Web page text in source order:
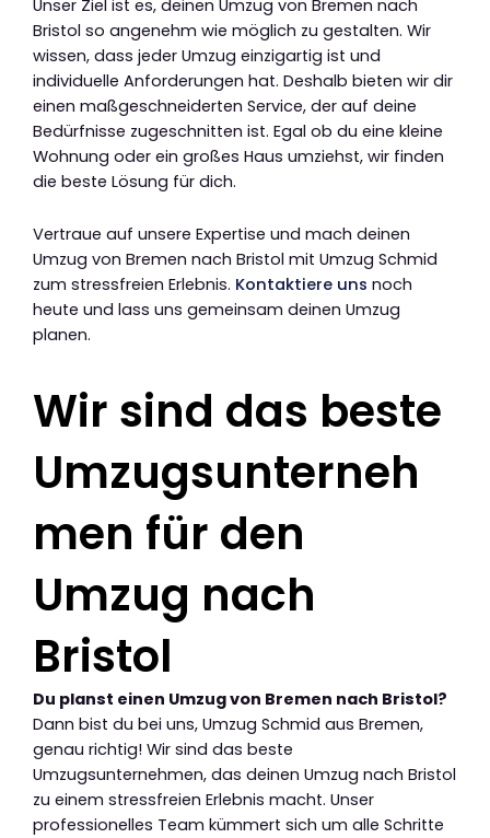
Unser Ziel ist es, deinen Umzug von Bremen nach
Bristol so angenehm wie möglich zu gestalten. Wir
wissen, dass jeder Umzug einzigartig ist und
individuelle Anforderungen hat. Deshalb bieten wir dir
einen maßgeschneiderten Service, der auf deine
Bedürfnisse zugeschnitten ist. Egal ob du eine kleine
Wohnung oder ein großes Haus umziehst, wir finden
die beste Lösung für dich.
Vertraue auf unsere Expertise und mach deinen
Umzug von Bremen nach Bristol mit Umzug Schmid
zum stressfreien Erlebnis. Kontaktiere uns noch
heute und lass uns gemeinsam deinen Umzug
planen.
Wir sind das beste
Umzugsunterneh
men für den
Umzug nach
Bristol
Du planst einen Umzug von Bremen nach Bristol?
Dann bist du bei uns, Umzug Schmid aus Bremen,
genau richtig! Wir sind das beste
Umzugsunternehmen, das deinen Umzug nach Bristol
zu einem stressfreien Erlebnis macht. Unser
professionelles Team kümmert sich um alle Schritte